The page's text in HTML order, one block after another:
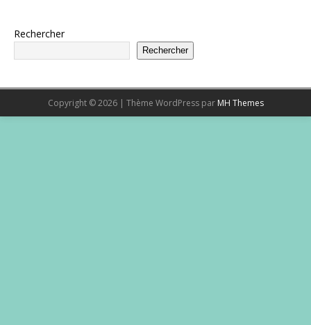
Rechercher
Rechercher
Copyright © 2026 | Thème WordPress par MH Themes